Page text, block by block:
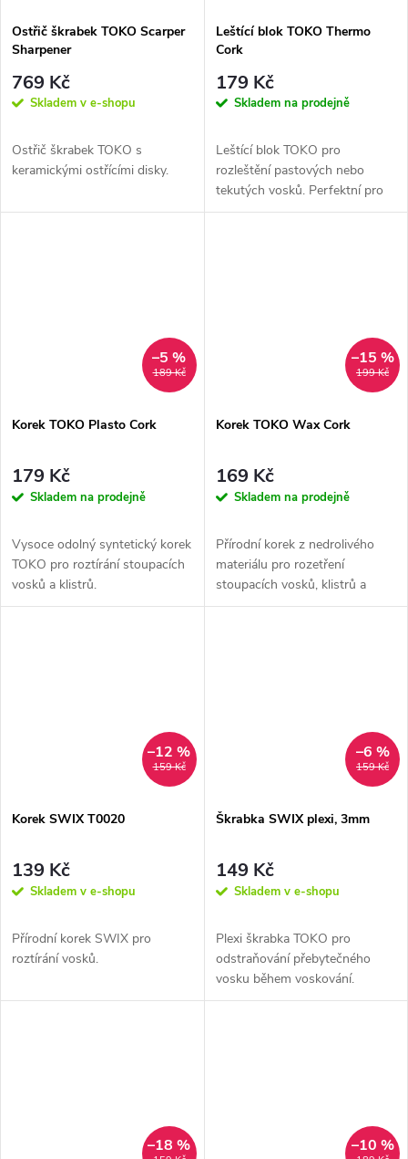
Ostřič škrabek TOKO Scarper
Sharpener
769 Kč
Skladem v e-shopu
Ostřič škrabek TOKO s
keramickými ostřícími disky.
Leštící blok TOKO Thermo
Cork
179 Kč
Skladem na prodejně
Leštící blok TOKO pro
rozleštění pastových nebo
tekutých vosků. Perfektní pro
práci se 100% fluorovými Top
189 Kč
–5 %
Korek TOKO Plasto Cork
179 Kč
Skladem na prodejně
Vysoce odolný syntetický korek
TOKO pro roztírání stoupacích
vosků a klistrů.
199 Kč
–15 %
Korek TOKO Wax Cork
169 Kč
Skladem na prodejně
Přírodní korek z nedrolivého
materiálu pro rozetření
stoupacích vosků, klistrů a
JetStream vosků.
159 Kč
–12 %
Korek SWIX T0020
139 Kč
Skladem v e-shopu
Přírodní korek SWIX pro
roztírání vosků.
159 Kč
–6 %
Škrabka SWIX plexi, 3mm
149 Kč
Skladem v e-shopu
Plexi škrabka TOKO pro
odstraňování přebytečného
vosku během voskování.
–18 % –10 %